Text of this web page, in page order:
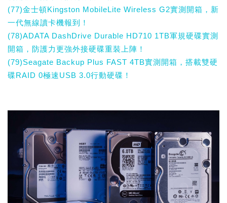
(77)金士頓Kingston MobileLite Wireless G2實測開箱，新
一代無線讀卡機報到！
(78)ADATA DashDrive Durable HD710 1TB軍規硬碟實測
開箱，防護力更強外接硬碟重裝上陣！
(79)Seagate Backup Plus FAST 4TB實測開箱，搭載雙硬
碟RAID 0極速USB 3.0行動硬碟！